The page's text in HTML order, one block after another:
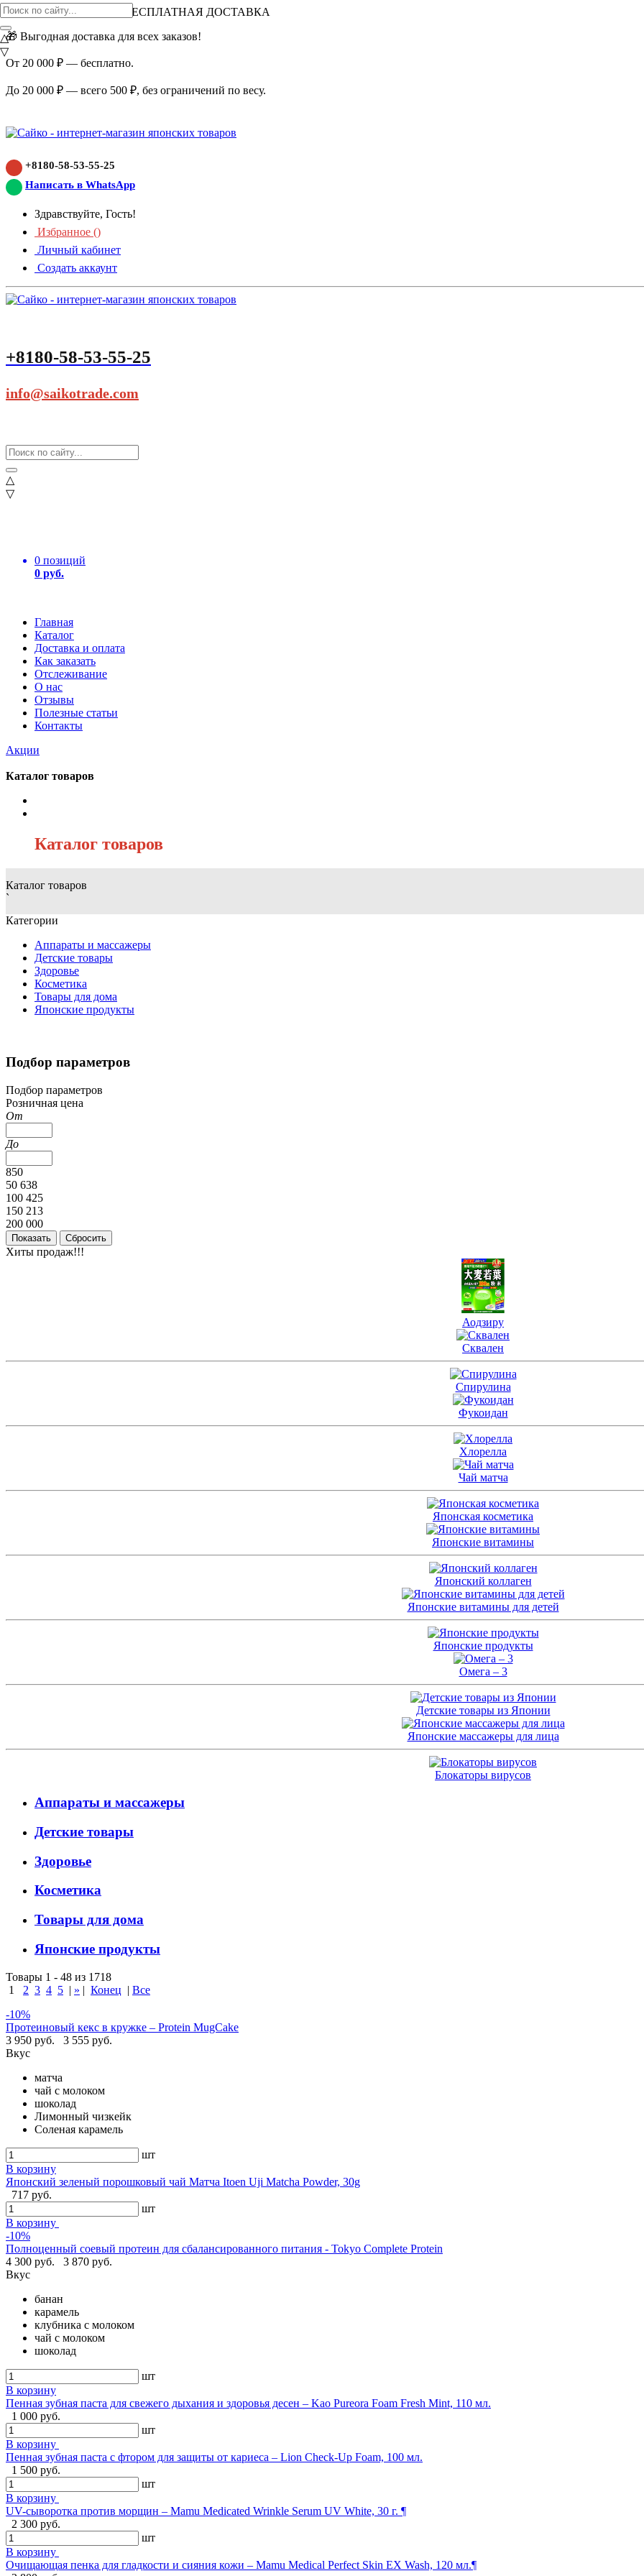
ВНИМАНИЕ АКЦИЯ!
БЕСПЛАТНАЯ ДОСТАВКА
🎁 Выгодная доставка для всех заказов!
От 20 000 ₽ — бесплатно.
До 20 000 ₽ — всего 500 ₽, без ограничений по весу.
+8180-58-53-55-25
Написать в WhatsApp
Здравствуйте, Гость!
Избранное ()
Личный кабинет
Создать аккаунт
+8180-58-53-55-25
info@saikotrade.com
△
▽
0 позиций
0 руб.
Главная
Каталог
Доставка и оплата
Как заказать
Отслеживание
О нас
Отзывы
Полезные статьи
Контакты
Акции
△
▽
Каталог товаров
Каталог товаров
Каталог товаров
`
Категории
Аппараты и массажеры
Детские товары
Здоровье
Косметика
Товары для дома
Японские продукты
Подбор параметров
Подбор параметров
Розничная цена
От
До
850
50 638
100 425
150 213
200 000
Хиты продаж!!!
Аодзиру
Сквален
Спирулина
Фукоидан
Хлорелла
Чай матча
Японская косметика
Японские витамины
Японский коллаген
Японские витамины для детей
Японские продукты
Омега – 3
Детские товары из Японии
Японские массажеры для лица
Блокаторы вирусов
Аппараты и массажеры
Детские товары
Здоровье
Косметика
Товары для дома
Японские продукты
Товары 1 - 48 из 1718
1
2 3 4 5 | » | Конец | Все
-10%
Протеиновый кекс в кружке – Protein MugCake
3 950 руб.
3 555 руб.
Вкус
матча
чай с молоком
шоколад
Лимонный чизкейк
Соленая карамель
шт
В корзину
Японский зеленый порошковый чай Матча Itoen Uji Matcha Powder, 30g
717 руб.
шт
В корзину
-10%
Полноценный соевый протеин для сбалансированного питания - Tokyo Complete Protein
4 300 руб.
3 870 руб.
Вкус
банан
карамель
клубника с молоком
чай с молоком
шоколад
шт
В корзину
Пенная зубная паста для свежего дыхания и здоровья десен – Kao Pureora Foam Fresh Mint, 110 мл.
1 000 руб.
шт
В корзину
Пенная зубная паста с фтором для защиты от кариеса – Lion Check-Up Foam, 100 мл.
1 500 руб.
шт
В корзину
UV-сыворотка против морщин – Mamu Medicated Wrinkle Serum UV White, 30 г. ¶
2 300 руб.
шт
В корзину
Очищающая пенка для гладкости и сияния кожи – Mamu Medical Perfect Skin EX Wash, 120 мл.¶